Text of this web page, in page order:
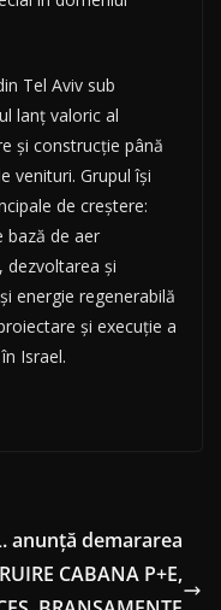
Tel Aviv sub
lanţ valoric al
şi construcţie până
venituri. Grupul îşi
de creştere:
bază de aer
dezvoltarea şi
energie regenerabilă
şi execuţie a
Israel.
anunță demararea
CABANA P+E,